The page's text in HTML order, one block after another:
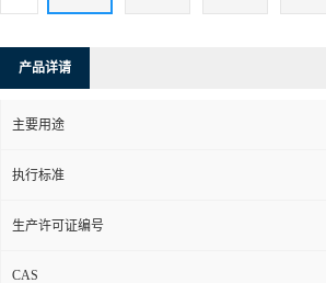
产品详请
主要用途
执行标准
生产许可证编号
CAS